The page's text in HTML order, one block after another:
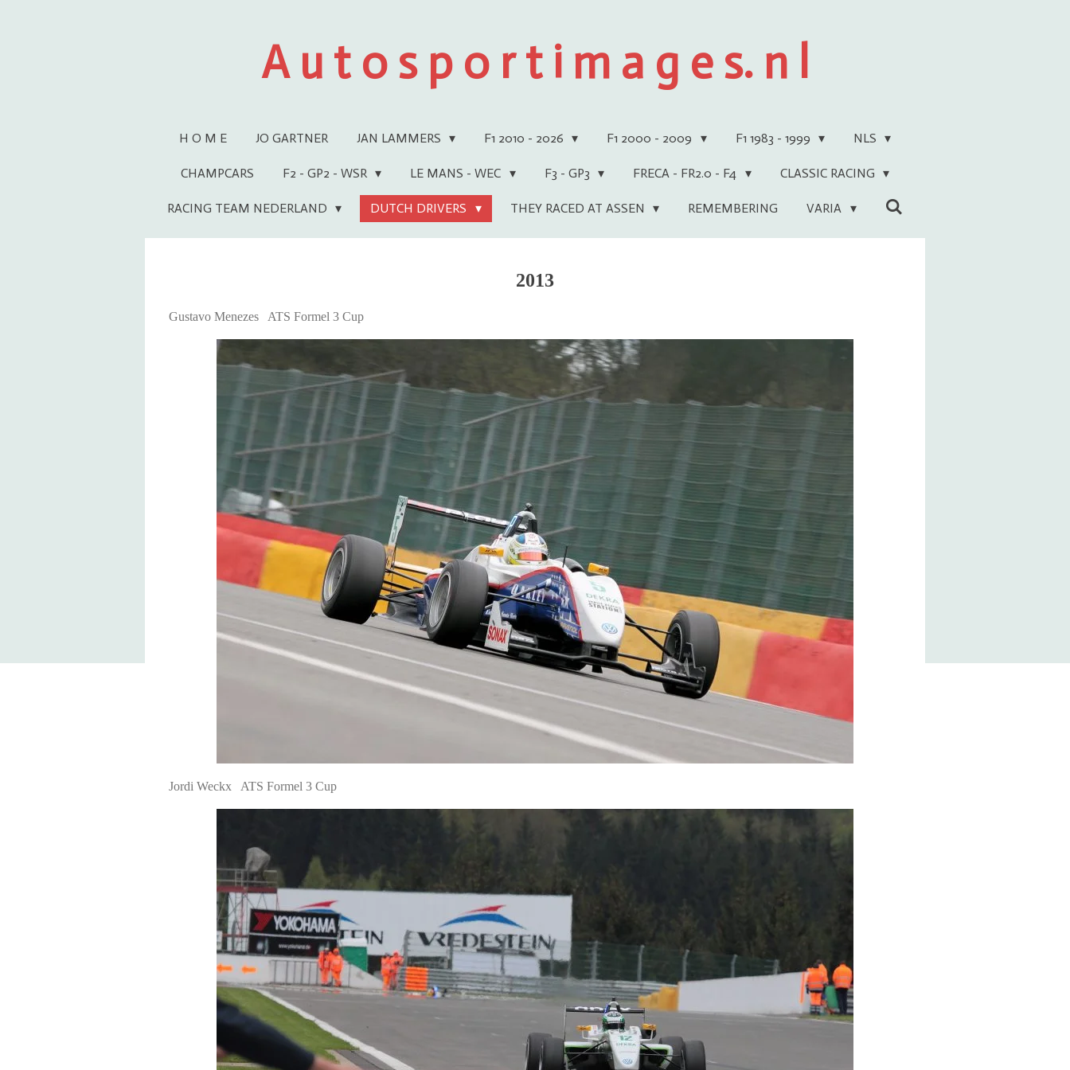
A u t o s p o r t i m a g e s. n l
H O M E JO GARTNER JAN LAMMERS F1 2010 - 2026 F1 2000 - 2009 F1 1983 - 1999 NLS
CHAMPCARS F2 - GP2 - WSR LE MANS - WEC F3 - GP3 FRECA - FR2.0 - F4 CLASSIC RACING
RACING TEAM NEDERLAND DUTCH DRIVERS THEY RACED AT ASSEN REMEMBERING VARIA
2013
Gustavo Menezes ATS Formel 3 Cup
Jordi Weckx ATS Formel 3 Cup